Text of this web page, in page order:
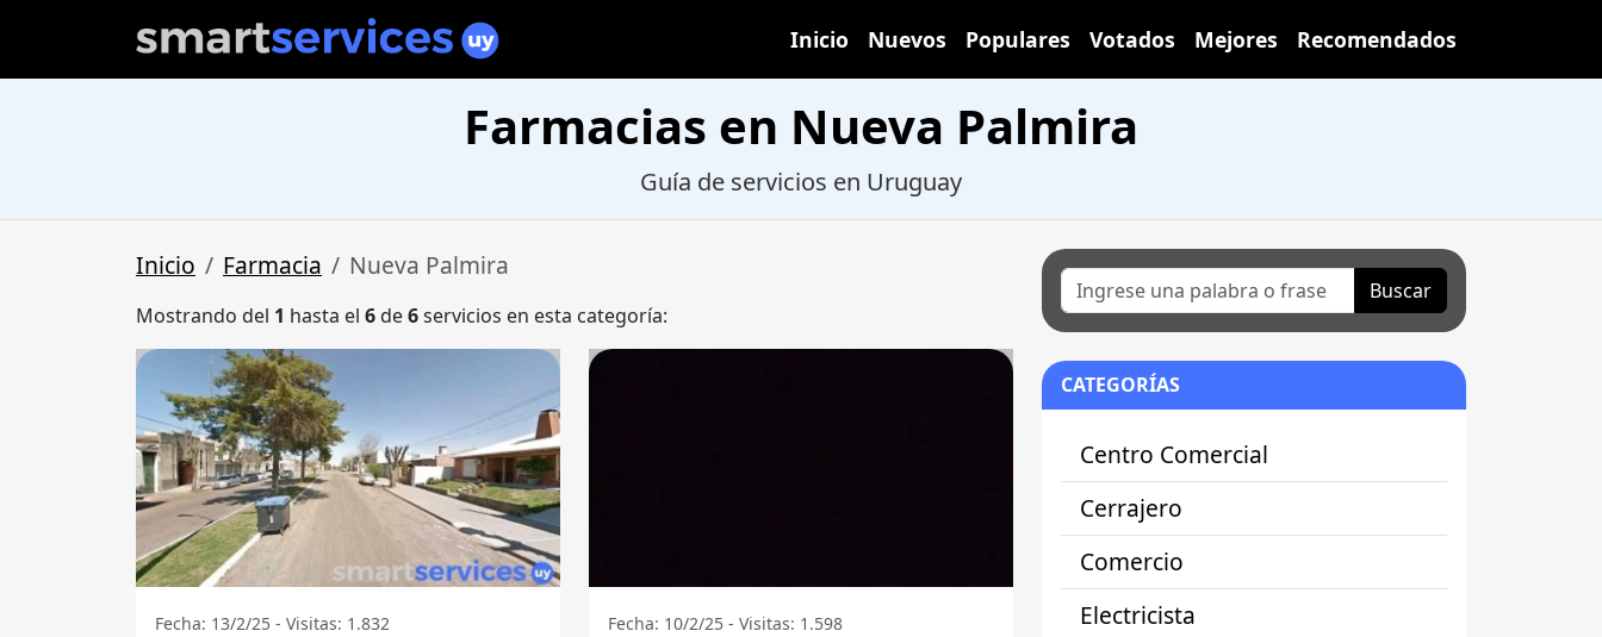
Inicio Nuevos Populares Votados Mejores Recomendados
Farmacias en Nueva Palmira
Guía de servicios en Uruguay
Inicio Farmacia Nueva Palmira
Mostrando del 1 hasta el 6de6servicios en esta categoría:
Fecha: 13/2/25 - Visitas: 1.832 Fecha: 10/2/25 - Visitas: 1.598
Buscar
CATEGORÍAS
Centro Comercial
Cerrajero
Comercio
Electricista